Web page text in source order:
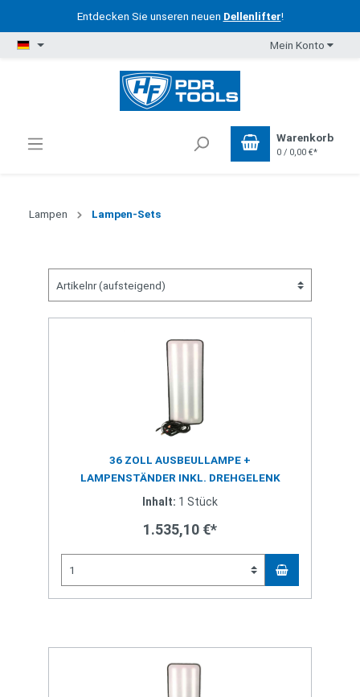
Entdecken Sie unseren neuen Dellenlifter!
Mein Konto
Warenkorb
0 / 0,00 €*
Lampen Lampen-Sets
36 ZOLL AUSBEULLAMPE +
LAMPENSTÄNDER INKL. DREHGELENK
Inhalt: 1 Stück
1.535,10 €*